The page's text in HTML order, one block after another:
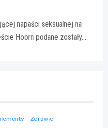
napaści seksualnej na
Hoorn podane zostały…
Zdrowie